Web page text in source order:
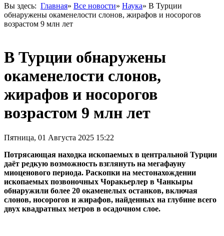
Вы здесь: Главная» Все новости» Наука» В Турции
обнаружены окаменелости слонов, жирафов и носорогов
возрастом 9 млн лет
В Турции обнаружены
окаменелости слонов,
жирафов и носорогов
возрастом 9 млн лет
Пятница, 01 Августа 2025 15:22
Потрясающая находка ископаемых в центральной Турции
даёт редкую возможность взглянуть на мегафауну
миоценового периода. Раскопки на местонахождении
ископаемых позвоночных Чоракьерлер в Чанкыры
обнаружили более 20 окаменелых останков, включая
слонов, носорогов и жирафов, найденных на глубине всего
двух квадратных метров в осадочном слое.